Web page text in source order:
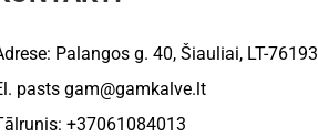
Palangos g. 40, Šiauliai, LT-76193
pastsgam@gamkalve.lt
+37061084013